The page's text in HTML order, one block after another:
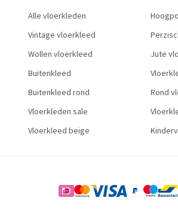
Alle vloerkleden
Vintage vloerkleed
Wollen vloerkleed
Jute
Buitenkleed
Buitenkleed rond
Rond
Vloerkleden sale
Vloerkleed beige